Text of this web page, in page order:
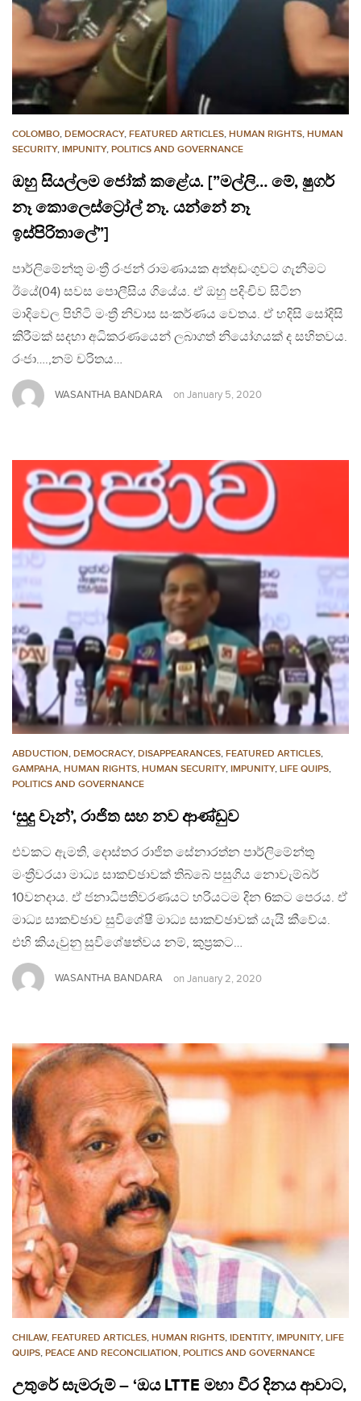
COLOMBO, DEMOCRACY, FEATURED ARTICLES, HUMAN RIGHTS, HUMAN
SECURITY, IMPUNITY, POLITICS AND GOVERNANCE
ඔහු සියල්ලම ජෝක් කළේය. [”මල්ලි… මේ, ෂුගර්
නෑ කොලෙස්ට්‍රෝල් නෑ. යන්නේ නෑ
ඉස්පිරිතාලේ”]
පාර්ලිමේන්තු මංත්‍රී රංජන් රාමණායක අත්අඩංගුවට ගැනීමට
ඊයේ(04) සවස පොලීසිය ගියේය. ඒ ඔහු පදිංචිව සිටින
මාදිවෙල පිහිටි මංත්‍රී නිවාස සංකර්ණය වෙතය. ඒ හදිසි සෝදිසි
කිරීමක් සදහා අධිකරණයෙන් ලබාගත් නියෝගයක් ද සහිතවය.
රංජා….,නම් චරිතය…
WASANTHA BANDARA on January 5, 2020
ABDUCTION, DEMOCRACY, DISAPPEARANCES, FEATURED ARTICLES,
GAMPAHA, HUMAN RIGHTS, HUMAN SECURITY, IMPUNITY, LIFE QUIPS,
POLITICS AND GOVERNANCE
‘සුදු වෑන්’, රාජිත සහ නව ආණ්ඩුව
එවකට ඇමති, දොස්තර රාජිත සේනාරත්න පාර්ලිමේන්තු
මංත්‍රීවරයා මාධ්‍ය සාකච්ඡාවක් තිබ්බේ පසුගිය නොවැම්බර්
10වනදාය. ඒ ජනාධිපතිවරණයට හරියටම දින 6කට පෙරය. ඒ
මාධ්‍ය සාකච්ඡාව සුවිශේෂී මාධ්‍ය සාකච්ඡාවක් යැයි කීවේය.
එහි කියැවුනු සුවිශේෂත්වය නම්, කුප්‍රකට…
WASANTHA BANDARA on January 2, 2020
CHILAW, FEATURED ARTICLES, HUMAN RIGHTS, IDENTITY, IMPUNITY, LIFE
QUIPS, PEACE AND RECONCILIATION, POLITICS AND GOVERNANCE
උතුරේ සැමරුම් – ‘ඔය LTTE මහා වීර දිනය ආවාට,